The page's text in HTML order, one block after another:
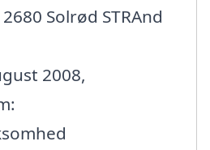
Solrød STRAnd
2008,